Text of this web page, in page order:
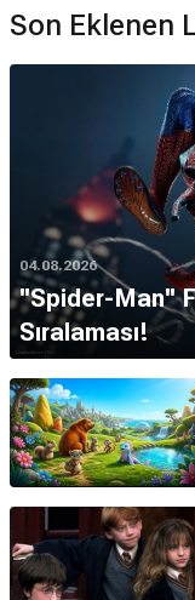
Son Eklenen
04.08.2026
''Spider-Man''
Sıralaması!